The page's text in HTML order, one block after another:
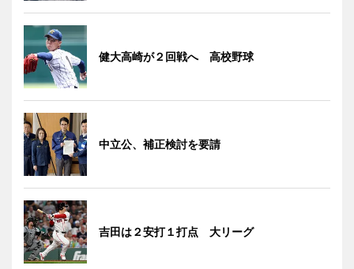
健大高崎が２回戦へ 高校野球
中立公、補正検討を要請
吉田は２安打１打点 大リーグ